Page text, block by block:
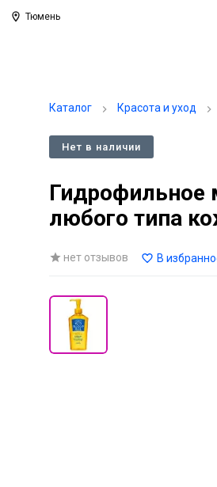
Тюмень
Каталог Красота и уход
Нет в наличии
Гидрофильное
любого типа
нет отзывов В